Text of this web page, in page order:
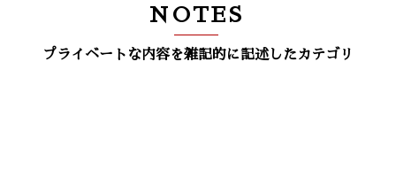
NOTES
プライベートな内容を雑記的に記述したカテゴリ